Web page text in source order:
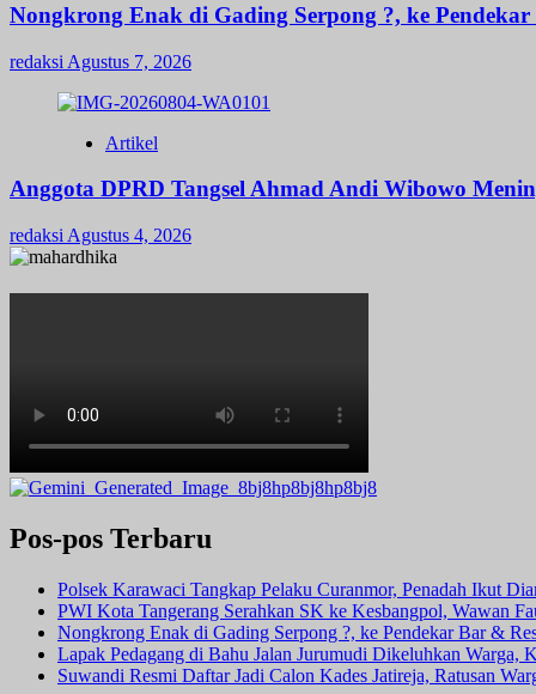
Nongkrong Enak di Gading Serpong ?, ke
redaksi Agustus 7, 2026
Artikel
Anggota DPRD Tangsel Ahmad Andi Wibowo
redaksi Agustus 4, 2026
Pos-pos Terbaru
Polsek Karawaci Tangkap Pelaku Curanmor, Penadah Ikut
PWI Kota Tangerang Serahkan SK ke Kesbangpol, Wawan
Nongkrong Enak di Gading Serpong ?, ke Pendekar Bar &
Lapak Pedagang di Bahu Jalan Jurumudi Dikeluhkan Warga,
Suwandi Resmi Daftar Jadi Calon Kades Jatireja, Ratusan